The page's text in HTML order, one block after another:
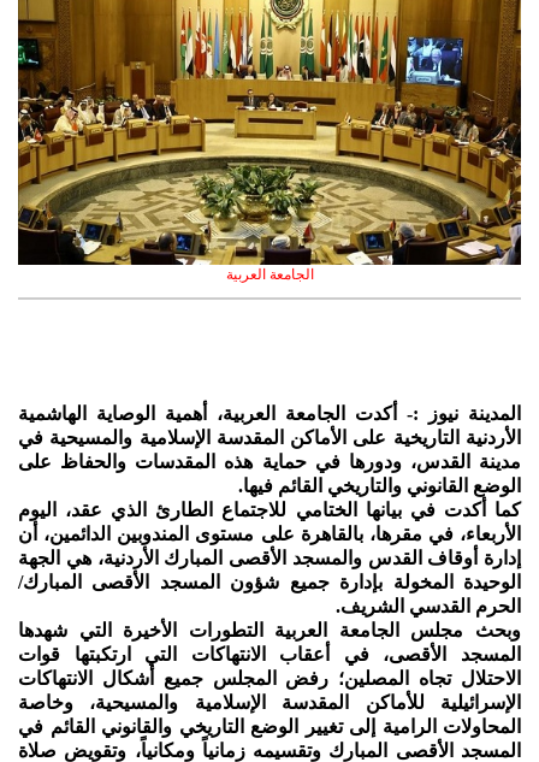
الجامعة العربية
المدينة نيوز :- أكدت الجامعة العربية، أهمية الوصاية الهاشمية
الأردنية التاريخية على الأماكن المقدسة الإسلامية والمسيحية في
مدينة القدس، ودورها في حماية هذه المقدسات والحفاظ على
الوضع القانوني والتاريخي القائم فيها.
كما أكدت في بيانها الختامي للاجتماع الطارئ الذي عقد، اليوم
الأربعاء، في مقرها، بالقاهرة على مستوى المندوبين الدائمين، أن
إدارة أوقاف القدس والمسجد الأقصى المبارك الأردنية، هي الجهة
الوحيدة المخولة بإدارة جميع شؤون المسجد الأقصى المبارك/
الحرم القدسي الشريف.
وبحث مجلس الجامعة العربية التطورات الأخيرة التي شهدها
المسجد الأقصى، في أعقاب الانتهاكات التي ارتكبتها قوات
الاحتلال تجاه المصلين؛ رفض المجلس جميع أشكال الانتهاكات
الإسرائيلية للأماكن المقدسة الإسلامية والمسيحية، وخاصة
المحاولات الرامية إلى تغيير الوضع التاريخي والقانوني القائم في
المسجد الأقصى المبارك وتقسيمه زمانياً ومكانياً، وتقويض صلاة